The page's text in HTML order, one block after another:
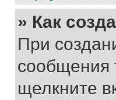
» Как
При
сообщения
щелкните